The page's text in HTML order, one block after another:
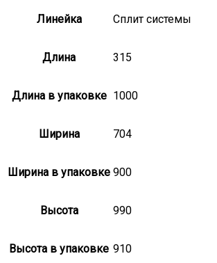
Линейка Сплит системы
Длина 315
Длина в упаковке 1000
Ширина 704
Ширина в упаковке 900
Высота 990
Высота в упаковке 910